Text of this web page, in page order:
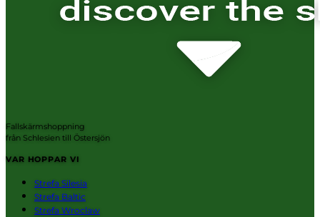
Fallskärmshoppning
från Schlesien till Östersjön
VAR HOPPAR VI
Strefa Silesia
Strefa Baltic
Strefa Wroclaw